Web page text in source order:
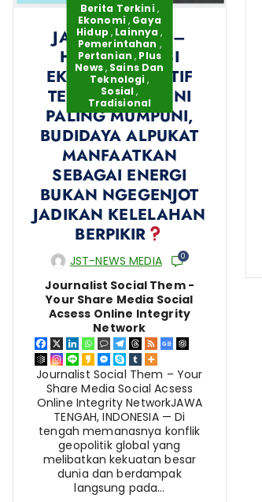
Berita Terkini ,
Ekonomi , Gaya
Hidup , Lainnya ,
Pemerintahan ,
Pertanian , Plus
News, Sains Dan
Teknologi ,
Sosial ,
Tradisional
JAWA TENGAH –
HARUS KREASI
EKONOMI KREATIF
TERKENAL PETANI
PALING MUMPUNI,
BUDIDAYA ALPUKAT
MANFAATKAN
SEBAGAI ENERGI
BUKAN NGEGENJOT
JADIKAN KELELAHAN
BERPIKIR
JST-NEWS MEDIA 0
Journalist Social Them -
Your Share Media Social
Acsess Online Integrity
Network
Journalist Social Them – Your
Share Media Social Acsess
Online Integrity NetworkJAWA
TENGAH, INDONESIA — Di
tengah memanasnya konflik
geopolitik global yang
melibatkan kekuatan besar
dunia dan berdampak
langsung pada…